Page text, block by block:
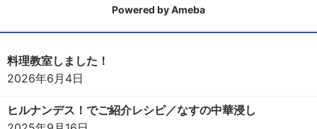
Powered by Ameba
料理教室しました！
2026年6月4日
ヒルナンデス！でご紹介レシピ／なすの中華浸し